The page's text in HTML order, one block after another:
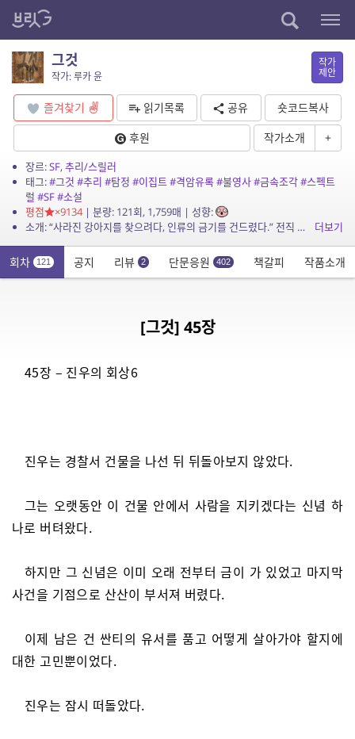
그것
작가: 루카 윤
작가
제안
즐겨찾기 읽기목록 공유
숏코드복사
후원
작가소개 +
장르:SF,추리/스릴러
태그:#그것 #추리 #탐정 #이집트#격암유록#불영사#금속조각#스펙트
럴 #SF#소설
평점
×9134| 분량: 121회, 1,759매 | 성향:
소개: “사라진 강아지를 찾으려다, 인류의 금기를 건드렸다.” 전직 형사 하진우는 실종된 웰시코기 ‘콩비’를 수색하던 중, 낙산공원에서 기이한 탄흔과 함께 정체불명의...
더보기
회차 121 공지 리뷰 2 단문응원 402 책갈피 작품소개
[그것] 45장
45장 – 진우의 회상6
진우는 경찰서 건물을 나선 뒤 뒤돌아보지 않았다.
그는 오랫동안 이 건물 안에서 사람을 지키겠다는 신념 하
나로 버텨왔다.
하지만 그 신념은 이미 오래 전부터 금이 가 있었고 마지막
사건을 기점으로 산산이 부서져 버렸다.
이제 남은 건 싼티의 유서를 품고 어떻게 살아가야 할지에
대한 고민뿐이었다.
진우는 잠시 떠돌았다.